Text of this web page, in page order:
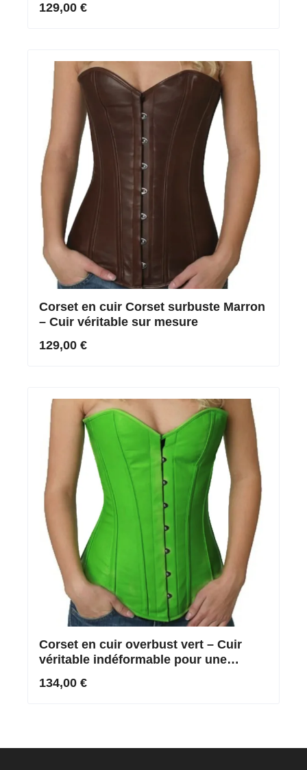
129,00 €
Corset en cuir Corset surbuste Marron
– Cuir véritable sur mesure
129,00 €
Corset en cuir overbust vert – Cuir
véritable indéformable pour une
134,00 €